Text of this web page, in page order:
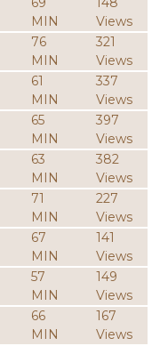
MIN
Views
76
MIN
321
Views
61
MIN
337
Views
65
MIN
397
Views
63
MIN
382
Views
71
MIN
227
Views
67
MIN
141
Views
57
MIN
149
Views
66
MIN
167
Views